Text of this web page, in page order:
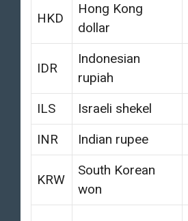
HKD
Hong Kong
dollar
IDR
Indonesian
rupiah
ILS Israeli shekel
INR
Indian rupee
KRW
South Korean
won